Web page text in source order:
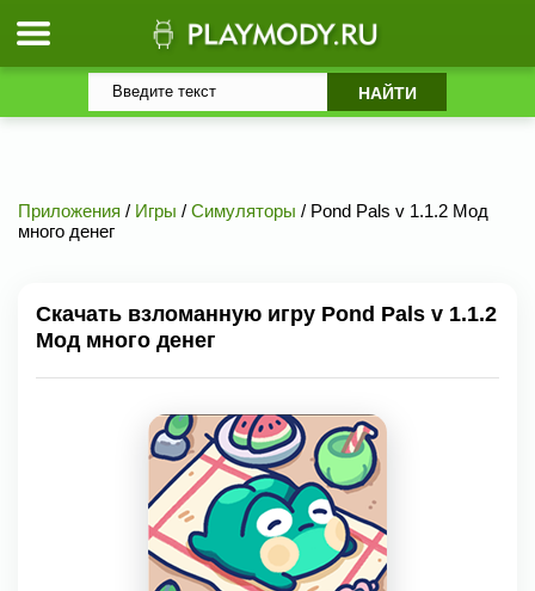
Приложения / Игры / Симуляторы / Pond Pals v 1.1.2 Мод
много денег
Скачать взломанную игру Pond Pals v 1.1.2
Мод много денег